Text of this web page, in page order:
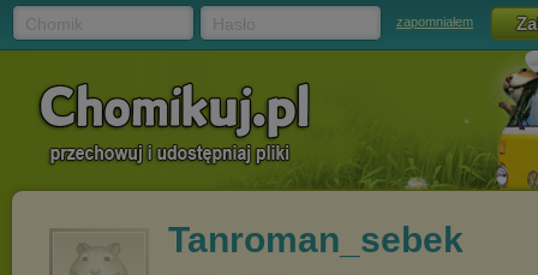
zapomniałem
Tanroman_sebek